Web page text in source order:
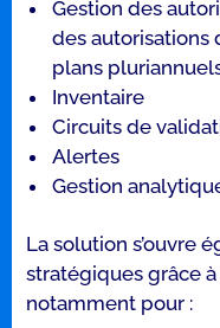
Gestion des
des autorisations
plans
Inventaire
Circuits de
Alertes
Gestion
La solution s’ouvre
stratégiques grâce
notamment pour :